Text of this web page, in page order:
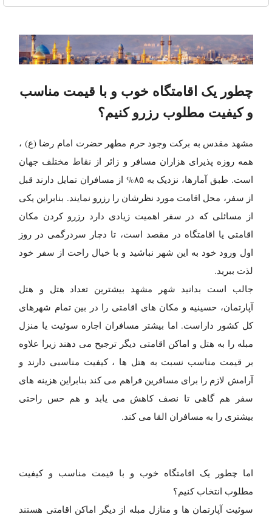
چطور یک اقامتگاه خوب و با قیمت مناسب
و کیفیت مطلوب رزرو کنیم؟
مشهد مقدس به برکت وجود حرم مطهر حضرت امام رضا (ع) ،
همه روزه پذیرای هزاران مسافر و زائر از نقاط مختلف جهان
است. طبق آمارها، نزدیک به ۸۵% از مسافران تمایل دارند قبل
از سفر، محل اقامت مورد نظرشان را رزرو نمایند. بنابراین یکی
از مسائلی که در سفر اهمیت زیادی دارد رزرو کردن مکان
اقامتی یا اقامتگاه در مقصد است، تا دچار سردرگمی در روز
اول ورود خود به این شهر نباشید و با خیال راحت از سفر خود
لذت ببرید.
جالب است بدانید شهر مشهد بیشترین تعداد هتل و هتل
آپارتمان، حسینیه و مکان های اقامتی را در بین تمام شهرهای
کل کشور داراست. اما بیشتر مسافران اجاره سوئیت یا منزل
مبله را به هتل و اماکن اقامتی دیگر ترجیح می دهند زیرا علاوه
بر قیمت مناسب نسبت به هتل ها ، کیفیت مناسبی دارند و
آرامش لازم را برای مسافرین فراهم می کند بنابراین هزینه های
سفر هم گاهی تا نصف کاهش می یابد و هم حس راحتی
بیشتری را به مسافران القا می کند.
اما چطور یک اقامتگاه خوب و با قیمت مناسب و کیفیت
مطلوب انتخاب کنیم؟
سوئیت آپارتمان ها و منازل مبله از دیگر اماکن اقامتی هستند